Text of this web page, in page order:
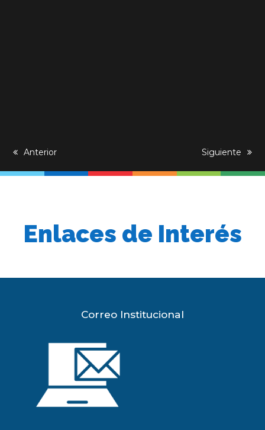
previous
Anterior
next
Siguiente
Enlaces de Interés
Correo Institucional